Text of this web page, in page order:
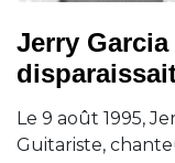
Jerry
Le 9 août 1995,
Guitariste,